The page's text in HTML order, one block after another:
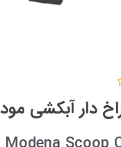
دار آبکشی